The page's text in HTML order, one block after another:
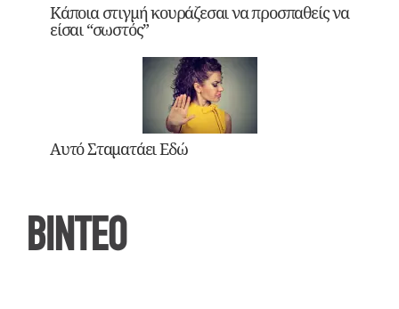
Κάποια στιγμή κουράζεσαι να προσπαθείς να
είσαι “σωστός”
Αυτό Σταματάει Εδώ
ΒΙΝΤΕΟ